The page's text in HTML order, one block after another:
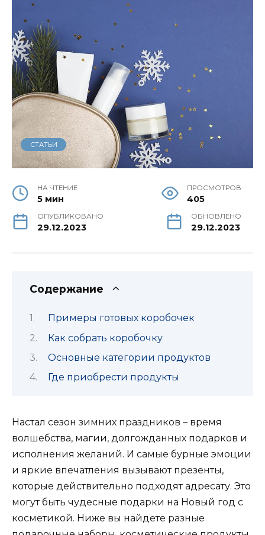
СТАТЬИ
НА ЧТЕНИЕ
5 мин
ПРОСМОТРОВ
405
ОПУБЛИКОВАНО
29.12.2023
ОБНОВЛЕНО
29.12.2023
Содержание
Примеры готовых коробочек
Как собрать коробочку
Основные категории продуктов
Где приобрести продукты
Настал сезон зимних праздников – время
волшебства, магии, долгожданных подарков и
исполнения желаний. И самые бурные эмоции
и яркие впечатления вызывают презенты,
которые действительно подходят адресату. Это
могут быть чудесные подарки на Новый год с
косметикой. Ниже вы найдете разные